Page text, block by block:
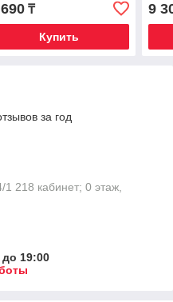
₸
Купить
9
за год
218 кабинет; 0 этаж,
до 19:00